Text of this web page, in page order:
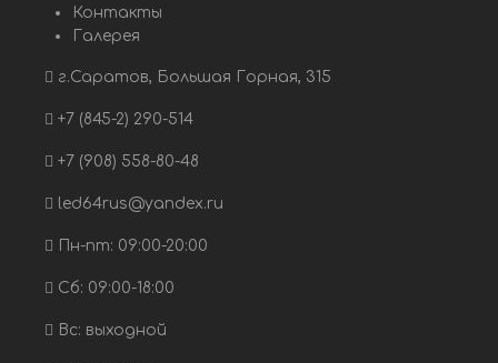
Контакты
Галерея
г.Саратов, Большая Горная, 315
+7 (845-2) 290-514
+7 (908) 558-80-48
led64rus@yandex.ru
Пн-пт: 09:00-20:00
Сб: 09:00-18:00
Вс: выходной